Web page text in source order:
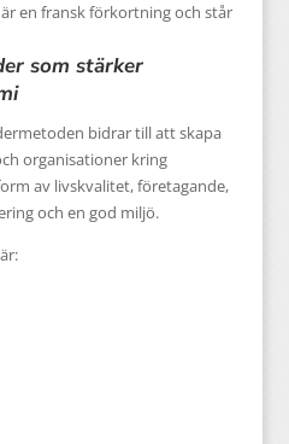
en fransk förkortning och står
som stärker
bidrar till att skapa
organisationer kring
av livskvalitet, företagande,
och en god miljö.